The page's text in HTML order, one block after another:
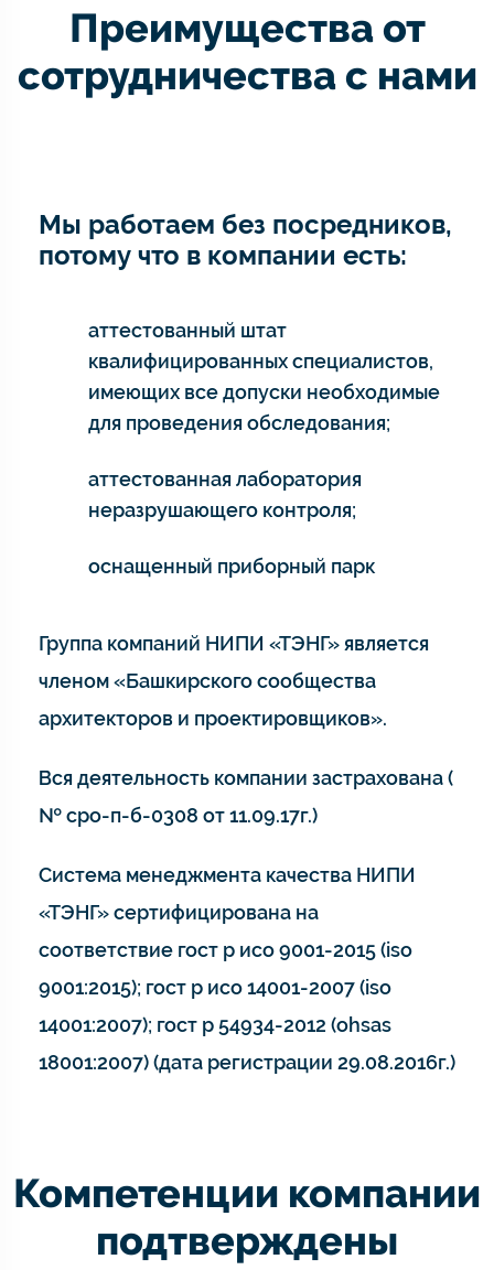
Преимущества от
сотрудничества с нами
Мы работаем без посредников,
потому что в компании есть:
аттестованный штат
квалифицированных специалистов,
имеющих все допуски необходимые
для проведения обследования;
аттестованная лаборатория
неразрушающего контроля;
оснащенный приборный парк
Группа компаний НИПИ «ТЭНГ» является
членом «Башкирского сообщества
архитекторов и проектировщиков».
Вся деятельность компании застрахована (
№ сро-п-б-0308 от 11.09.17г.)
Система менеджмента качества НИПИ
«ТЭНГ» сертифицирована на
соответствие гост р исо 9001-2015 (iso
9001:2015); гост р исо 14001-2007 (iso
14001:2007); гост р 54934-2012 (ohsas
18001:2007) (дата регистрации 29.08.2016г.)
Компетенции компании
подтверждены